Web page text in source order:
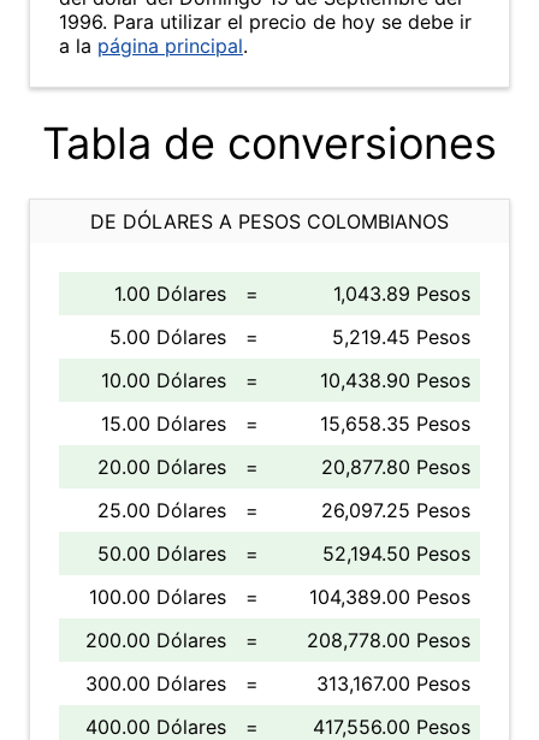
1996. Para utilizar el precio de hoy se debe ir
a la página principal.
Tabla de conversiones
DE DÓLARES A PESOS COLOMBIANOS
1.00 Dólares =
1,043.89 Pesos
5.00 Dólares
=
5,219.45 Pesos
10.00 Dólares
=
10,438.90 Pesos
15.00 Dólares
=
15,658.35 Pesos
20.00 Dólares
=
20,877.80 Pesos
25.00 Dólares
=
26,097.25 Pesos
50.00 Dólares
=
52,194.50 Pesos
100.00 Dólares
=
104,389.00 Pesos
200.00 Dólares
=
208,778.00 Pesos
300.00 Dólares
=
313,167.00 Pesos
400.00 Dólares
=
417,556.00 Pesos